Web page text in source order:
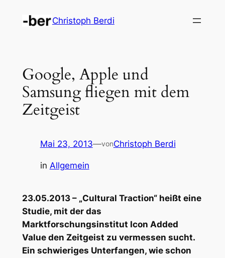
Inhalt
Christoph Berdi
Google, Apple und
Samsung fliegen mit dem
Zeitgeist
Mai 23, 2013—vonChristoph Berdi
in Allgemein
23.05.2013 – „Cultural Traction“ heißt eine
Studie, mit der das
Marktforschungsinstitut Icon Added
Value den Zeitgeist zu vermessen sucht.
Ein schwieriges Unterfangen, wie schon